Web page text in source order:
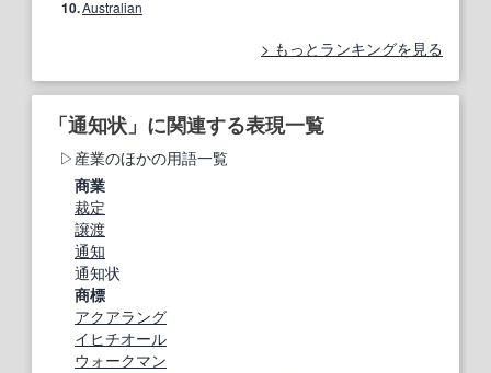
10.Australian
もっとランキングを見る
「通知状」に関連する表現一覧
産業のほかの用語一覧
商業
裁定
譲渡
通知
通知状
商標
アクアラング
イヒチオール
ウォークマン